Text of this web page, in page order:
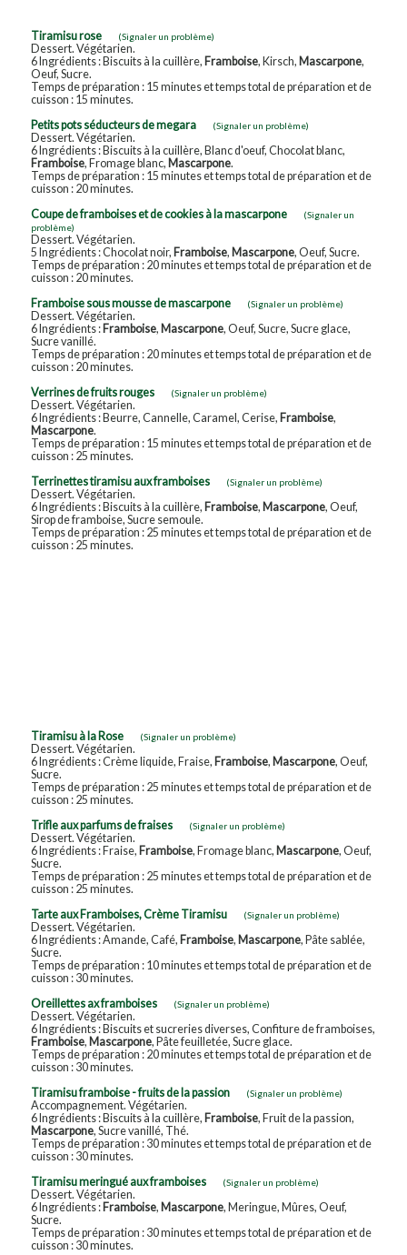
Tiramisu rose (Signaler un problème)
Dessert. Végétarien.
6 Ingrédients : Biscuits à la cuillère, Framboise, Kirsch, Mascarpone,
Oeuf, Sucre.
Temps de préparation : 15 minutes et temps total de préparation et de
cuisson : 15 minutes.
Petits pots séducteurs de megara
(Signaler un problème)
Dessert. Végétarien.
6 Ingrédients : Biscuits à la cuillère, Blanc d'oeuf, Chocolat blanc,
Framboise, Fromage blanc, Mascarpone.
Temps de préparation : 15 minutes et temps total de préparation et de
cuisson : 20 minutes.
Coupe de framboises et de cookies à la mascarpone
(Signaler un
problème)
Dessert. Végétarien.
5 Ingrédients : Chocolat noir, Framboise, Mascarpone, Oeuf, Sucre.
Temps de préparation : 20 minutes et temps total de préparation et de
cuisson : 20 minutes.
Framboise sous mousse de mascarpone
(Signaler un problème)
Dessert. Végétarien.
6 Ingrédients : Framboise, Mascarpone, Oeuf, Sucre, Sucre glace,
Sucre vanillé.
Temps de préparation : 20 minutes et temps total de préparation et de
cuisson : 20 minutes.
Verrines de fruits rouges
(Signaler un problème)
Dessert. Végétarien.
6 Ingrédients : Beurre, Cannelle, Caramel, Cerise, Framboise,
Mascarpone.
Temps de préparation : 15 minutes et temps total de préparation et de
cuisson : 25 minutes.
Terrinettes tiramisu aux framboises
(Signaler un problème)
Dessert. Végétarien.
6 Ingrédients : Biscuits à la cuillère, Framboise, Mascarpone, Oeuf,
Sirop de framboise, Sucre semoule.
Temps de préparation : 25 minutes et temps total de préparation et de
cuisson : 25 minutes.
Tiramisu à la Rose (Signaler un problème)
Dessert. Végétarien.
6 Ingrédients : Crème liquide, Fraise, Framboise, Mascarpone, Oeuf,
Sucre.
Temps de préparation : 25 minutes et temps total de préparation et de
cuisson : 25 minutes.
Trifle aux parfums de fraises
(Signaler un problème)
Dessert. Végétarien.
6 Ingrédients : Fraise, Framboise, Fromage blanc, Mascarpone, Oeuf,
Sucre.
Temps de préparation : 25 minutes et temps total de préparation et de
cuisson : 25 minutes.
Tarte aux Framboises, Crème Tiramisu
(Signaler un problème)
Dessert. Végétarien.
6 Ingrédients : Amande, Café, Framboise, Mascarpone, Pâte sablée,
Sucre.
Temps de préparation : 10 minutes et temps total de préparation et de
cuisson : 30 minutes.
Oreillettes ax framboises
(Signaler un problème)
Dessert. Végétarien.
6 Ingrédients : Biscuits et sucreries diverses, Confiture de framboises,
Framboise, Mascarpone, Pâte feuilletée, Sucre glace.
Temps de préparation : 20 minutes et temps total de préparation et de
cuisson : 30 minutes.
Tiramisu framboise - fruits de la passion
(Signaler un problème)
Accompagnement. Végétarien.
6 Ingrédients : Biscuits à la cuillère, Framboise, Fruit de la passion,
Mascarpone, Sucre vanillé, Thé.
Temps de préparation : 30 minutes et temps total de préparation et de
cuisson : 30 minutes.
Tiramisu meringué aux framboises
(Signaler un problème)
Dessert. Végétarien.
6 Ingrédients : Framboise, Mascarpone, Meringue, Mûres, Oeuf,
Sucre.
Temps de préparation : 30 minutes et temps total de préparation et de
cuisson : 30 minutes.